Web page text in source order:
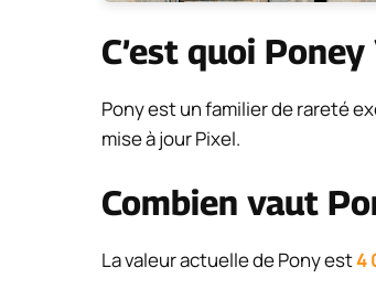
C’est quoi Poney
Pony est un familier de rareté
mise à jour Pixel.
Combien vaut
La valeur actuelle de Pony est4